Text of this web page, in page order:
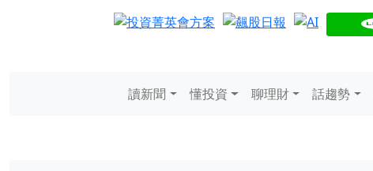
讀新聞 懂投資 聊理財 話趨勢